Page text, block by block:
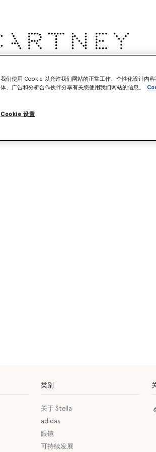
类别
关于 Stella
adidas
眼镜
可持续发展
我们使用 Cookie 以允许我们网站的正常工作、个性化设计内
体、广告和分析合作伙伴分享有关您使用我们网站的信息。
Cookie 设置